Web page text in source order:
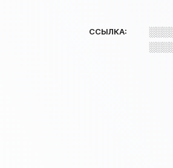
ССЫЛКА: